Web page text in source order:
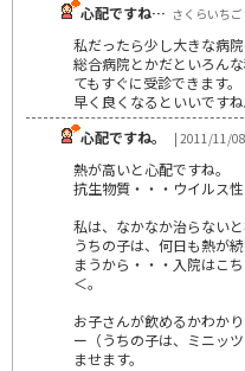
心配ですね… さくらいち
私だったら少し大きな病院
総合病院とかだといろん
てもすぐに受診できます。
早く良くなるといいですね
心配ですね。
| 2011/11/08
熱が高いと心配ですね。
抗生物質・・・ウイルス
私は、なかなか治らないと
うちの子は、何日も熱が
まうから・・・入院はこ
＜。
お子さんが飲めるかわか
ー（うちの子は、ミニッ
ませます。